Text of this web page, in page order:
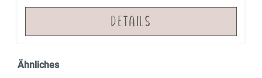
DETAILS
Ähnliches